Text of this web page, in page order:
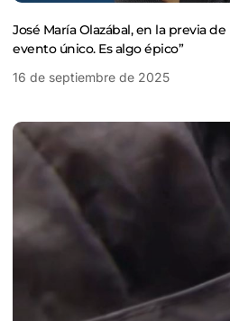
José María Olazábal, en la previa de
evento único. Es algo épico”
16 de septiembre de 2025